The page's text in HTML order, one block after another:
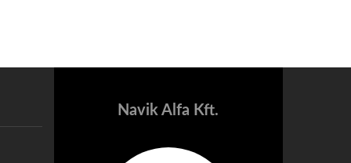
Navik Alfa Kft.